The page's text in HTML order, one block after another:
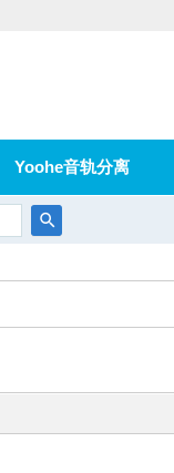
Yoohe音轨分离
坛
索